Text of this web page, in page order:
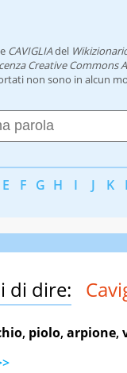
CAVIGLIAdel
Creative Commons
non sono in alcun
E F G H I J K
di dire:
, piolo,arpione,